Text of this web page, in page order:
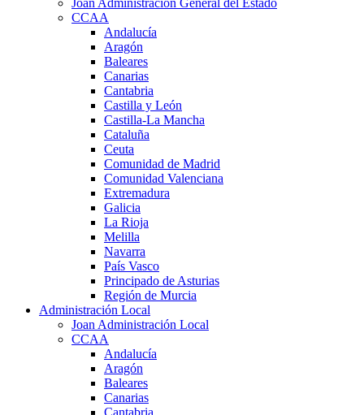
CCAA
Andalucía
Aragón
Baleares
Canarias
Cantabria
Castilla y León
Castilla-La Mancha
Cataluña
Ceuta
Comunidad de Madrid
Comunidad Valenciana
Extremadura
Galicia
La Rioja
Melilla
Navarra
País Vasco
Principado de Asturias
Región de Murcia
Administración Local
Joan Administración Local
CCAA
Andalucía
Aragón
Baleares
Canarias
Cantabria